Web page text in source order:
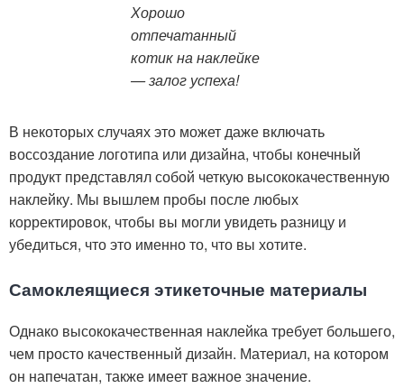
Хорошо
отпечатанный
котик на наклейке
— залог успеха!
В некоторых случаях это может даже включать
воссоздание логотипа или дизайна, чтобы конечный
продукт представлял собой четкую высококачественную
наклейку. Мы вышлем пробы после любых
корректировок, чтобы вы могли увидеть разницу и
убедиться, что это именно то, что вы хотите.
Самоклеящиеся этикеточные материалы
Однако высококачественная наклейка требует большего,
чем просто качественный дизайн. Материал, на котором
он напечатан, также имеет важное значение.